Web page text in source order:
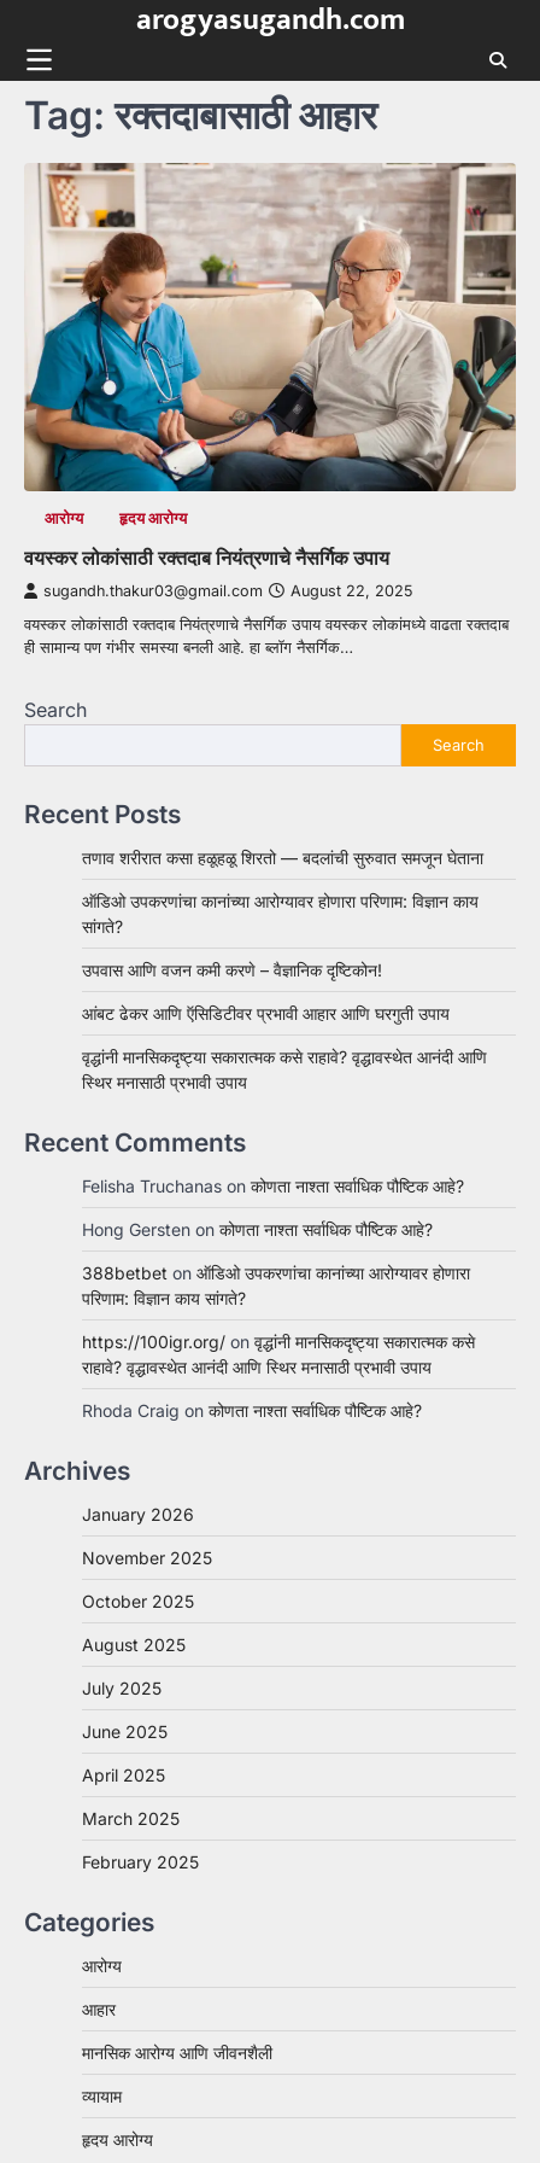
content
arogyasugandh.com
Tag:रक्तदाबासाठी आहार
आरोग्य हृदय आरोग्य
वयस्कर लोकांसाठी रक्तदाब नियंत्रणाचे नैसर्गिक उपाय
sugandh.thakur03@gmail.com August 22, 2025
वयस्कर लोकांसाठी रक्तदाब नियंत्रणाचे नैसर्गिक उपाय वयस्कर लोकांमध्ये वाढता रक्तदाब
ही सामान्य पण गंभीर समस्या बनली आहे. हा ब्लॉग नैसर्गिक…
Search
Search
Recent Posts
तणाव शरीरात कसा हळूहळू शिरतो — बदलांची सुरुवात समजून घेताना
ऑडिओ उपकरणांचा कानांच्या आरोग्यावर होणारा परिणाम: विज्ञान काय
सांगते?
उपवास आणि वजन कमी करणे – वैज्ञानिक दृष्टिकोन!
आंबट ढेकर आणि ऍसिडिटीवर प्रभावी आहार आणि घरगुती उपाय
वृद्धांनी मानसिकदृष्ट्या सकारात्मक कसे राहावे? वृद्धावस्थेत आनंदी आणि
स्थिर मनासाठी प्रभावी उपाय
Recent Comments
Felisha Truchanas on कोणता नाश्ता सर्वाधिक पौष्टिक आहे?
Hong Gersten on कोणता नाश्ता सर्वाधिक पौष्टिक आहे?
388betbet on ऑडिओ उपकरणांचा कानांच्या आरोग्यावर होणारा
परिणाम: विज्ञान काय सांगते?
https://100igr.org/ on वृद्धांनी मानसिकदृष्ट्या सकारात्मक कसे
राहावे? वृद्धावस्थेत आनंदी आणि स्थिर मनासाठी प्रभावी उपाय
Rhoda Craig on कोणता नाश्ता सर्वाधिक पौष्टिक आहे?
Archives
January 2026
November 2025
October 2025
August 2025
July 2025
June 2025
April 2025
March 2025
February 2025
Categories
आरोग्य
आहार
मानसिक आरोग्य आणि जीवनशैली
व्यायाम
हृदय आरोग्य